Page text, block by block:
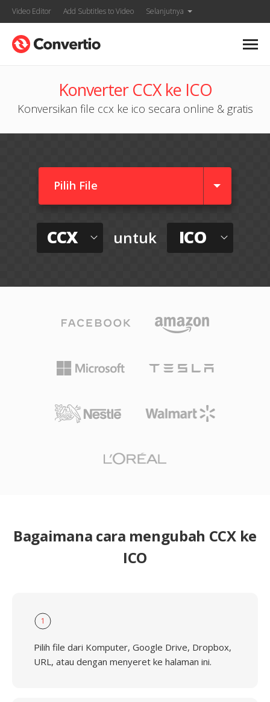
Video Editor Add Subtitles to Video Selanjutnya
Konverter CCX ke ICO
Konversikan file ccx ke ico secara online & gratis
Pilih File
CCX untuk ICO
Bagaimana cara mengubah CCX ke
ICO
1
Pilih file dari Komputer, Google Drive, Dropbox,
URL, atau dengan menyeret ke halaman ini.